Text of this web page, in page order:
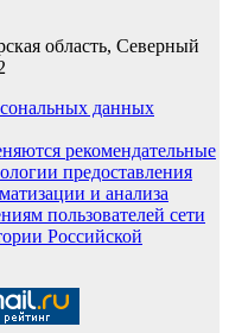
область, Северный
данных
рекомендательные
предоставления
и анализа
пользователей сети
Российской